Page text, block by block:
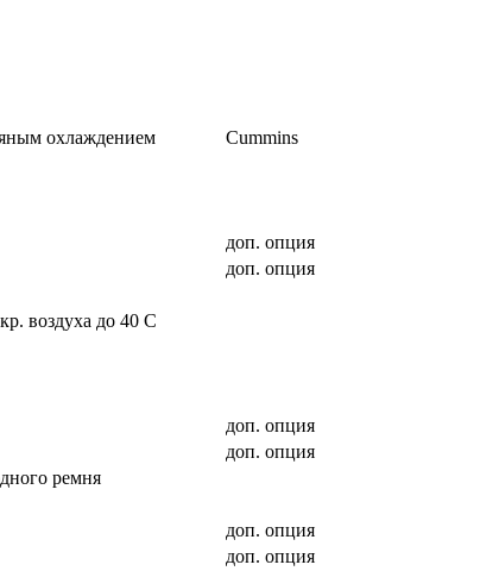
охлаждением
Cummins
доп. опция
доп. опция
воздуха до 40 С
доп. опция
доп. опция
ремня
доп. опция
доп. опция